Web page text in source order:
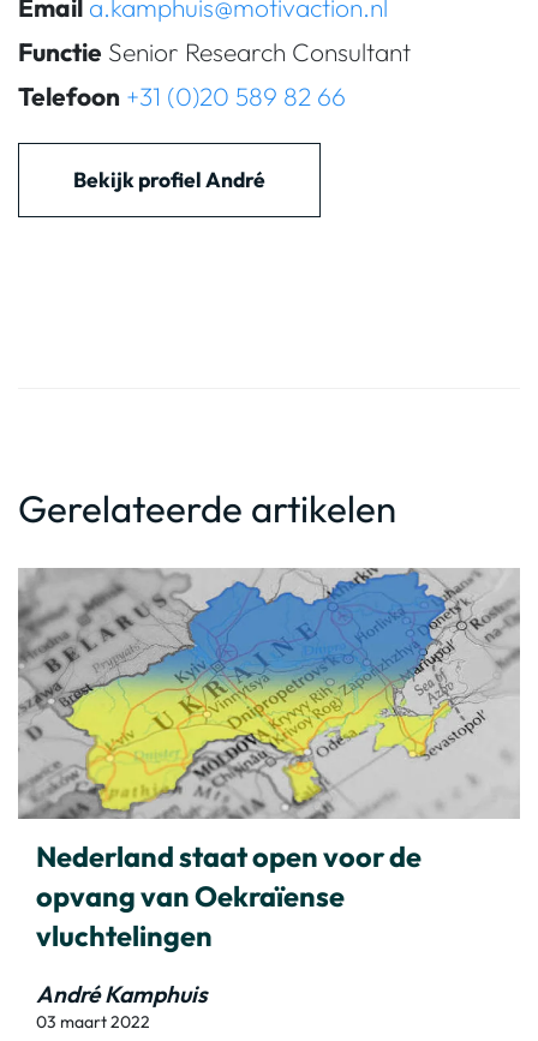
Email a.kamphuis@motivaction.nl
Functie Senior Research Consultant
Telefoon +31 (0)20 589 82 66
Bekijk profiel André
Gerelateerde artikelen
Nederland staat open voor de
opvang van Oekraïense
vluchtelingen
André Kamphuis
03 maart 2022